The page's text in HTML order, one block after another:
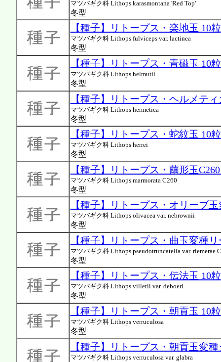
マツバギク科 Lithops karasmontana 'Red Top'
冬型
【種子】リトープス・楽地玉 10粒
マツバギク科 Lithops fulviceps var. lactinea
冬型
【種子】リトープス・青磁玉 10粒
マツバギク科 Lithops helmutii
冬型
【種子】リトープス・ヘルメティ
マツバギク科 Lithops hermetica
冬型
【種子】リトープス・蛇紋玉 10粒
マツバギク科 Lithops herrei
冬型
【種子】リトープス・繭形玉
マツバギク科 Lithops marmorata C260
冬型
【種子】リトープス・オリーブ
マツバギク科 Lithops olivacea var. nebrownii
冬型
【種子】リトープス・曲玉変種
マツバギク科 Lithops pseudotruncatella var. riemerae
冬型
【種子】リトープス・伝法玉 10粒
マツバギク科 Lithops villetii var. deboeri
冬型
【種子】リトープス・朝貢玉 10粒
マツバギク科 Lithops verruculosa
冬型
【種子】リトープス・朝貢玉変
マツバギク科 Lithops verruculosa var. glabra